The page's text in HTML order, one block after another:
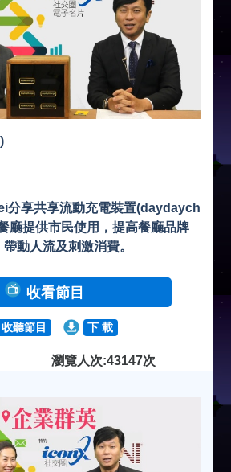
分享共享流動充電裝置(daydaych
廳提供市民使用，提高餐廳品牌
動人流及刺激消費。
收看節目
收聽節目 下 載
瀏覽人次:43147次